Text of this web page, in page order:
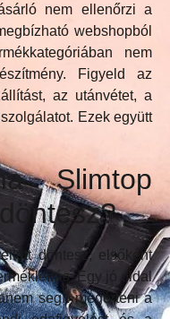
nem ellenőrzi a
webshopból
nem
Figyeld az
az utánvétet, a
Ezek együtt
Slimtop
döntesz, elsőként
Egy jó oldal
segít megérteni a